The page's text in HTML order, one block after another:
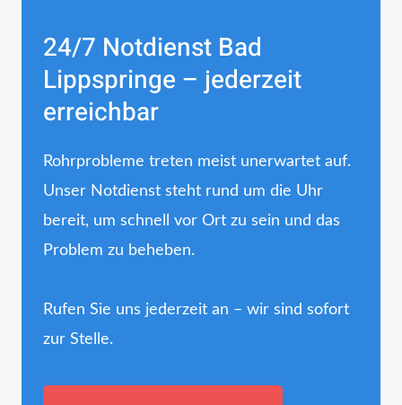
24/7 Notdienst Bad
Lippspringe – jederzeit
erreichbar
Rohrprobleme treten meist unerwartet auf.
Unser Notdienst steht rund um die Uhr
bereit, um schnell vor Ort zu sein und das
Problem zu beheben.
Rufen Sie uns jederzeit an – wir sind sofort
zur Stelle.